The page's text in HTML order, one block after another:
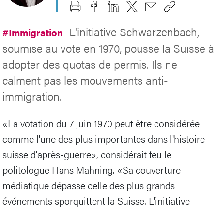
#Immigration L'initiative Schwarzenbach,
soumise au vote en 1970, pousse la Suisse à
adopter des quotas de permis. Ils ne
calment pas les mouvements anti-
immigration.
«La votation du 7 juin 1970 peut être considérée
comme l'une des plus importantes dans l'histoire
suisse d'après-guerre», considérait feu le
politologue Hans Mahning. «Sa couverture
médiatique dépasse celle des plus grands
événements sporquittent la Suisse. L'initiative